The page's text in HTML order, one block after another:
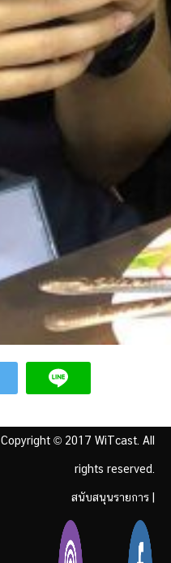
Copyright © 2017 WiTcast. All
rights reserved.
สนับสนุนรายการ